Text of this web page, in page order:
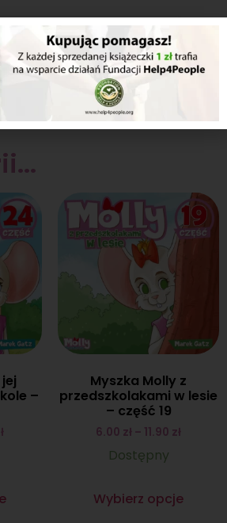
–
Myszka Molly z
przedszkolakami w lesie
– część 19
6.00 zł – 11.90 zł
Dostępny
Wybierz opcje